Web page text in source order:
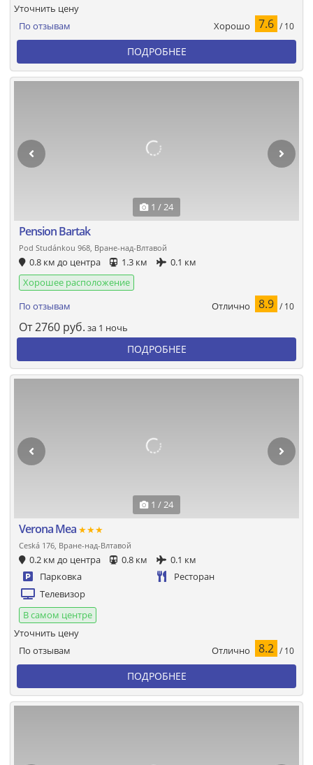
По отзывам Хорошо 7.6 / 10
Уточнить цену
ПОДРОБНЕЕ
1 / 24
Pension Bartak
Pod Studánkou 968, Вране-над-Влтавой
0.8 км до центра 1.3 км
0.1 км
Хорошее расположение
По отзывам
Отлично 8.9 / 10
От2760 руб. за 1 ночь
ПОДРОБНЕЕ
1 / 24
Verona Mea ★★★
Ceská 176, Вране-над-Влтавой
0.2 км до центра 0.8 км
0.1 км
Парковка
Ресторан
Телевизор
В самом центре
По отзывам Отлично 8.2 / 10
Уточнить цену
ПОДРОБНЕЕ